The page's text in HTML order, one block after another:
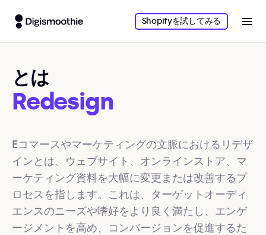
Shopifyを試してみる
とは
Redesign
Eコマースやマーケティングの文脈におけるリデザ
インとは、ウェブサイト、オンラインストア、マ
ーケティング資料を大幅に変更または改善するプ
ロセスを指します。これは、ターゲットオーディ
エンスのニーズや嗜好をより良く満たし、エンゲ
ージメントを高め、コンバージョンを促進するた